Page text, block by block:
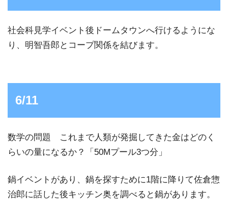
社会科見学イベント後ドームタウンへ行けるようにな
り、明智吾郎とコープ関係を結びます。
6/11
数学の問題 これまで人類が発掘してきた金はどのく
らいの量になるか？「50Mプール3つ分」
鍋イベントがあり、鍋を探すために1階に降りて佐倉惣
治郎に話した後キッチン奥を調べると鍋があります。